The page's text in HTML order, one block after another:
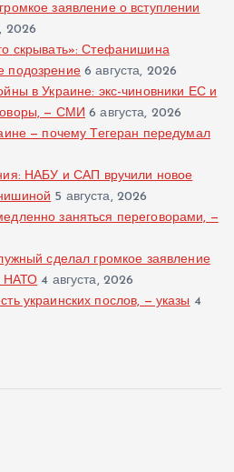
заявление о вступлении
2026
скрывать»: Стефанишина
подозрение 6 августа, 2026
в Украине: экс-чиновники ЕС и
— СМИ 6 августа, 2026
— почему Тегеран передумал
НАБУ и САП вручили новое
5 августа, 2026
заняться переговорами, —
сделал громкое заявление
НАТО 4 августа, 2026
украинских послов, — указы 4